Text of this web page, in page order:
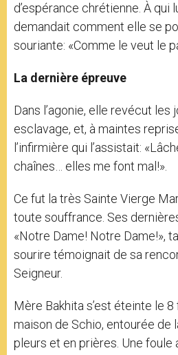
d’espérance chrétienne. À qui
demandait comment elle se
souriante: «Comme le veut le
La dernière épreuve
Dans l’agonie, elle revécut
esclavage, et, à maintes
l’infirmière qui l’assistait:
chaînes… elles me font mal!».
Ce fut la très Sainte Vierge
toute souffrance. Ses
«Notre Dame! Notre Dame!»,
sourire témoignait de sa
Seigneur.
Mère Bakhita s’est éteinte le
maison de Schio, entourée de
pleurs et en prières. Une